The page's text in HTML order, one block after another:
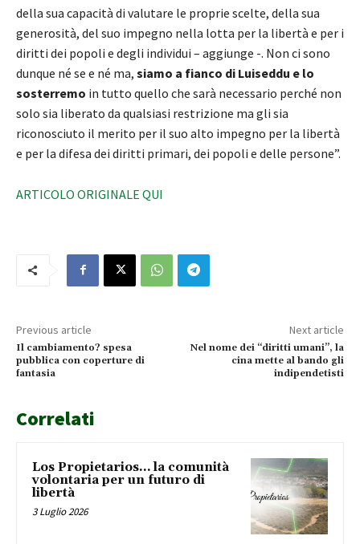
della sua capacità di valutare le proprie scelte, della sua
generosità, del suo impegno nella lotta per la libertà e per i
diritti dei popoli e degli individui – aggiunge -. Non ci sono
dunque né se e né ma, siamo a fianco di Luiseddu e lo
sosterremo in tutto quello che sarà necessario perché non
solo sia liberato da qualsiasi restrizione ma gli sia
riconosciuto il merito per il suo alto impegno per la libertà
e per la difesa dei diritti primari, dei popoli e delle persone”.
ARTICOLO ORIGINALE QUI
Previous article
Il cambiamento? spesa
pubblica con coperture di
fantasia
Next article
Nel nome dei “diritti umani”, la
cina mette al bando gli
indipendetisti
Correlati
Los Propietarios… la comunità
volontaria per un futuro di
libertà
3 Luglio 2026